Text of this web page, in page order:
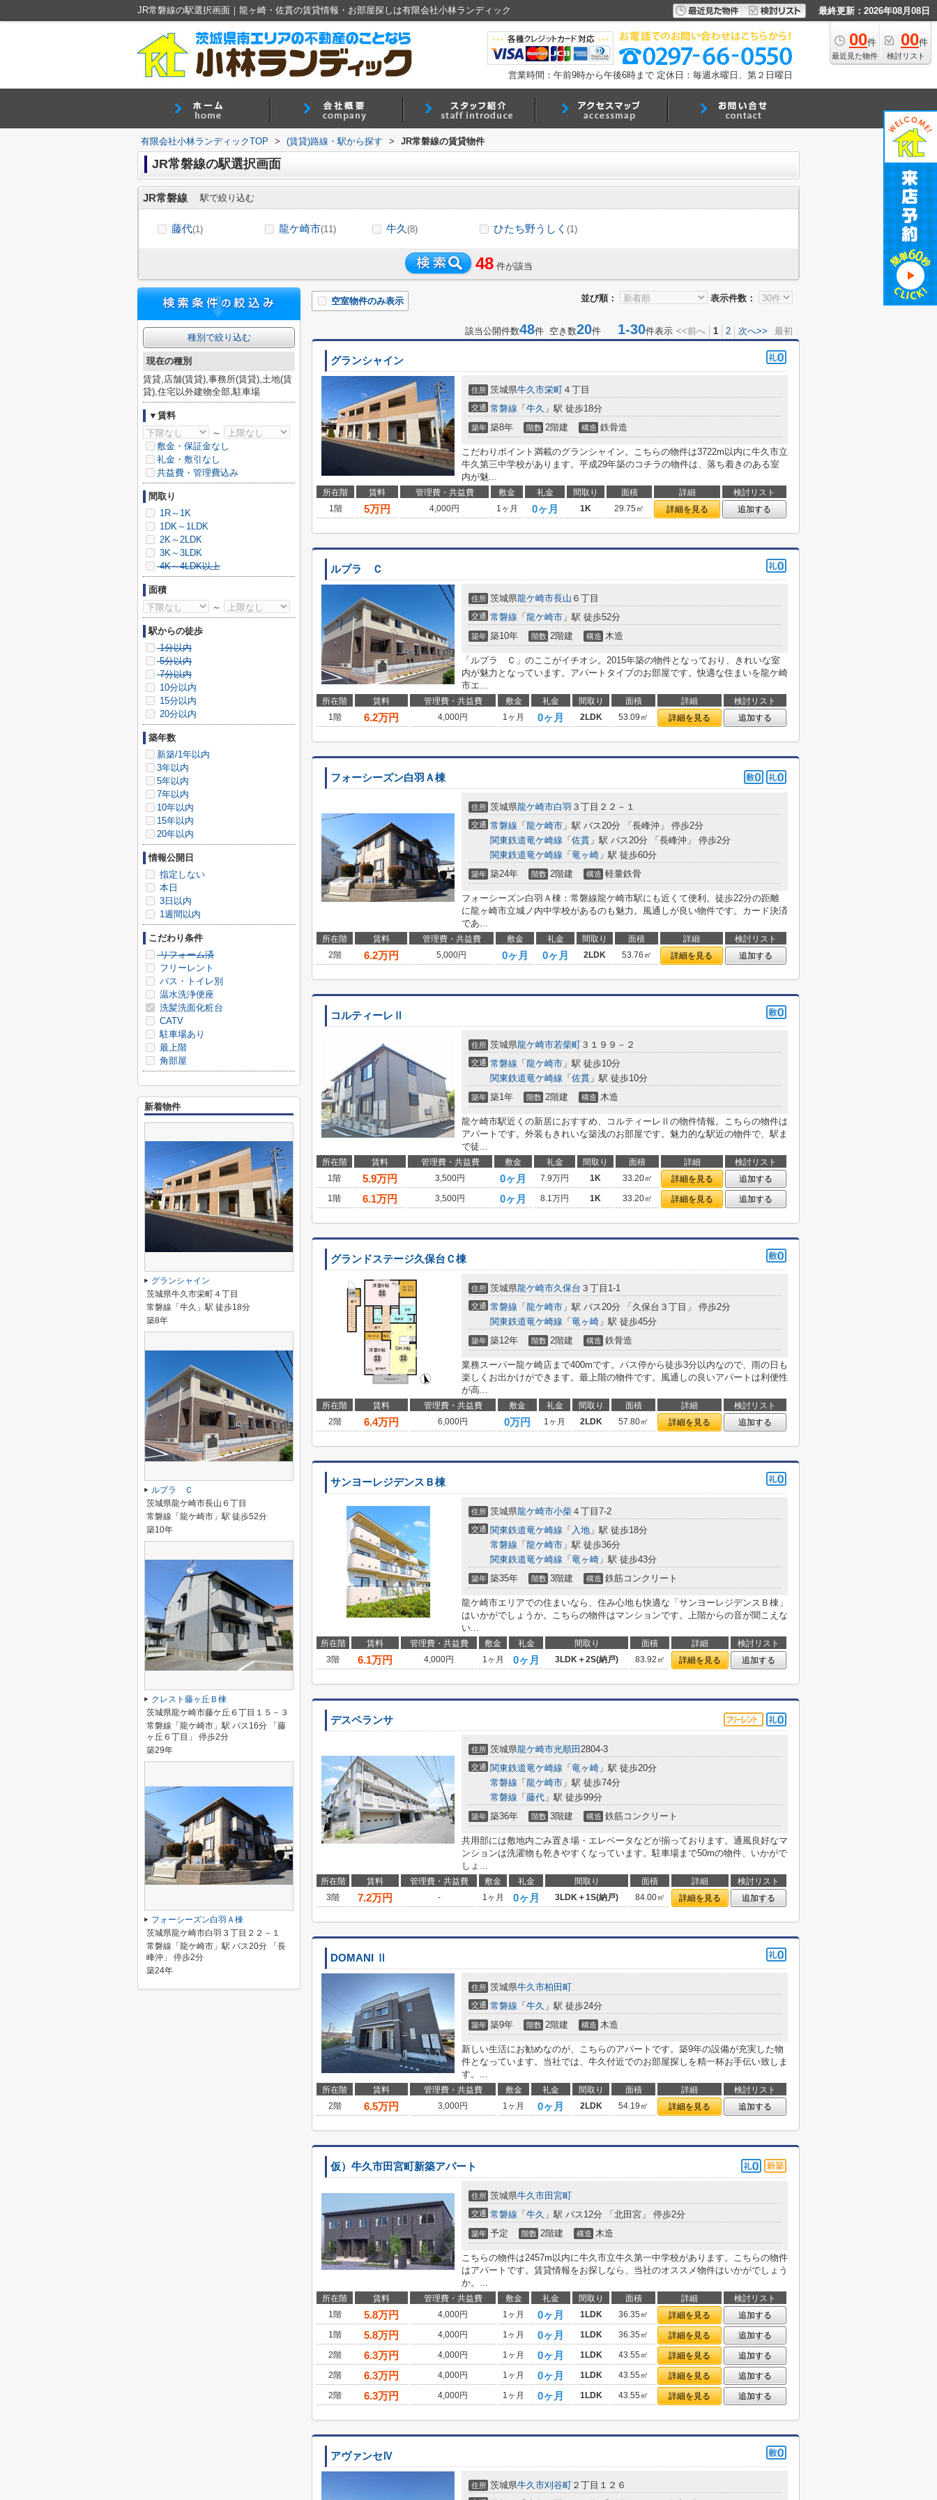
JR常磐線の駅選択画面｜龍ヶ崎・佐貫の賃貸情報・お部屋探しは有限会社小林ランディック 最終更新：2026年08月08日
00件
最近見た物件
00件
検討リスト
営業時間：午前9時から午後6時まで 定休日：毎週水曜日、第２日曜日
有限会社小林ランディックTOP > (賃貸)路線・駅から探す > JR常磐線の賃貸物件
JR常磐線の駅選択画面
JR常磐線 駅で絞り込む
藤代(1) 龍ケ崎市(11) 牛久 (8) ひたち野うしく (1)
48 件が該当
並び順： 表示件数：
空室物件のみ表示
該当公開件数48件 空き数20件 1-30件表示 <<前へ 1 2 次へ>> 最初
グランシャイン
住所 茨城県牛久市栄町 ４丁目
交通 常磐線 「 牛久 」駅 徒歩18分
築年 築8年 階数 2階建 構造 鉄骨造
こだわりポイント満載のグランシャイン。こちらの物件は3722m以内に牛久市立
牛久第三中学校があります。平成29年築のコチラの物件は、落ち着きのある室
内が魅...
所在階 賃料 管理費・共益費 敷金 礼金 間取り 面積 詳細
検討リスト
1階
5万円 4,000円 1ヶ月 0ヶ月 1K 29.75㎡ 詳細を見る 追加する
ルプラ Ｃ
住所 茨城県龍ケ崎市長山 ６丁目
交通 常磐線 「 龍ケ崎市 」駅 徒歩52分
築年 築10年 階数 2階建 構造 木造
「ルプラ Ｃ」のここがイチオシ。2015年築の物件となっており、きれいな室
内が魅力となっています。アパートタイプのお部屋です。快適な住まいを龍ケ崎
市エ...
所在階 賃料 管理費・共益費 敷金 礼金 間取り 面積 詳細
検討リスト
1階
6.2万円 4,000円 1ヶ月 0ヶ月 2LDK 53.09㎡ 詳細を見る 追加する
フォーシーズン白羽Ａ棟
住所 茨城県龍ケ崎市白羽 ３丁目２２－１
交通 常磐線 「 龍ケ崎市 」駅 バス20分 「長峰沖」 停歩2分
関東鉄道竜ケ崎線 「 佐貫 」駅 バス20分 「長峰沖」 停歩2分
関東鉄道竜ケ崎線 「 竜ヶ崎 」駅 徒歩60分
築年 築24年 階数 2階建 構造 軽量鉄骨
フォーシーズン白羽Ａ棟：常磐線龍ケ崎市駅にも近くて便利。徒歩22分の距離
に龍ヶ崎市立城ノ内中学校があるのも魅力。風通しが良い物件です。カード決済
であ...
所在階 賃料 管理費・共益費 敷金 礼金 間取り 面積 詳細
検討リスト
2階
6.2万円 5,000円 0ヶ月 0ヶ月 2LDK 53.76㎡ 詳細を見る 追加する
コルティーレⅡ
住所 茨城県龍ケ崎市若柴町 ３１９９－２
交通 常磐線 「 龍ケ崎市 」駅 徒歩10分
関東鉄道竜ケ崎線 「 佐貫 」駅 徒歩10分
築年 築1年 階数 2階建 構造 木造
龍ケ崎市駅近くの新居におすすめ、コルティーレⅡの物件情報。こちらの物件は
アパートです。外装もきれいな築浅のお部屋です。魅力的な駅近の物件で、駅ま
で徒...
所在階 賃料 管理費・共益費 敷金 礼金 間取り 面積 詳細
検討リスト
1階
5.9万円 3,500円 0ヶ月 7.9万円 1K 33.20㎡ 詳細を見る
追加する
1階
6.1万円 3,500円 0ヶ月 8.1万円 1K 33.20㎡ 詳細を見る 追加する
グランドステージ久保台Ｃ棟
住所 茨城県龍ケ崎市久保台 ３丁目1-1
交通 常磐線 「 龍ケ崎市 」駅 バス20分 「久保台３丁目」 停歩2分
関東鉄道竜ケ崎線 「 竜ヶ崎 」駅 徒歩45分
築年 築12年 階数 2階建 構造 鉄骨造
業務スーパー龍ケ崎店まで400mです。バス停から徒歩3分以内なので、雨の日も
楽しくお出かけができます。最上階の物件です。風通しの良いアパートは利便性
が高...
所在階 賃料 管理費・共益費 敷金 礼金 間取り 面積 詳細
検討リスト
2階
6.4万円 6,000円 0万円 1ヶ月 2LDK 57.80㎡ 詳細を見る 追加する
サンヨーレジデンスＢ棟
住所 茨城県龍ケ崎市小柴 ４丁目7-2
交通 関東鉄道竜ケ崎線 「 入地 」駅 徒歩18分
常磐線 「 龍ケ崎市 」駅 徒歩36分
関東鉄道竜ケ崎線 「 竜ヶ崎 」駅 徒歩43分
築年 築35年 階数 3階建 構造 鉄筋コンクリート
龍ケ崎市エリアでの住まいなら、住み心地も快適な「サンヨーレジデンスＢ棟」
はいかがでしょうか。こちらの物件はマンションです。上階からの音が聞こえな
い...
所在階 賃料 管理費・共益費 敷金 礼金 間取り 面積 詳細
検討リスト
3階
6.1万円 4,000円 1ヶ月 0ヶ月 3LDK＋2S(納戸) 83.92㎡ 詳細を見る 追加する
デスペランサ
住所 茨城県龍ケ崎市光順田 2804-3
交通 関東鉄道竜ケ崎線 「 竜ヶ崎 」駅 徒歩20分
常磐線 「 龍ケ崎市 」駅 徒歩74分
常磐線 「 藤代 」駅 徒歩99分
築年 築36年 階数 3階建 構造 鉄筋コンクリート
共用部には敷地内ごみ置き場・エレベータなどが揃っております。通風良好なマ
ンションは洗濯物も乾きやすくなっています。駐車場まで50mの物件、いかがで
しょ...
所在階 賃料 管理費・共益費 敷金 礼金 間取り 面積 詳細
検討リスト
3階
7.2万円 - 1ヶ月 0ヶ月 3LDK＋1S(納戸) 84.00㎡ 詳細を見る 追加する
DOMANI Ⅱ
住所 茨城県牛久市柏田町
交通 常磐線 「 牛久 」駅 徒歩24分
築年 築9年 階数 2階建 構造 木造
新しい生活にお勧めなのが、こちらのアパートです。築9年の設備が充実した物
件となっています。当社では、牛久付近でのお部屋探しを精一杯お手伝い致しま
す。...
所在階 賃料 管理費・共益費 敷金 礼金 間取り 面積 詳細
検討リスト
2階
6.5万円 3,000円 1ヶ月 0ヶ月 2LDK 54.19㎡ 詳細を見る 追加する
仮）牛久市田宮町新築アパート
住所 茨城県牛久市田宮町
交通 常磐線 「 牛久 」駅 バス12分 「北田宮」 停歩2分
築年 予定 階数 2階建 構造 木造
こちらの物件は2457m以内に牛久市立牛久第一中学校があります。こちらの物件
はアパートです。賃貸情報をお探しなら、当社のオススメ物件はいかがでしょう
か。...
所在階 賃料 管理費・共益費 敷金 礼金 間取り 面積 詳細
検討リスト
1階
5.8万円 4,000円 1ヶ月 0ヶ月 1LDK 36.35㎡ 詳細を見る
追加する
1階
5.8万円 4,000円 1ヶ月 0ヶ月 1LDK 36.35㎡ 詳細を見る
追加する
2階
6.3万円 4,000円 1ヶ月 0ヶ月 1LDK 43.55㎡ 詳細を見る
追加する
2階
6.3万円 4,000円 1ヶ月 0ヶ月 1LDK 43.55㎡ 詳細を見る
追加する
2階
6.3万円 4,000円 1ヶ月 0ヶ月 1LDK 43.55㎡ 詳細を見る 追加する
アヴァンセⅣ
住所 茨城県牛久市刈谷町 ２丁目１２６
種別で絞り込む
現在の種別
賃貸,店舗(賃貸),事務所(賃貸),土地(賃
貸),住宅以外建物全部,駐車場
▼賃料
～
敷金・保証金なし
礼金・敷引なし
共益費・管理費込み
間取り
1R～1K
1DK～1LDK
2K～2LDK
3K～3LDK
4K～4LDK以上
面積
～
駅からの徒歩
1分以内
5分以内
7分以内
10分以内
15分以内
20分以内
築年数
新築/1年以内
3年以内
5年以内
7年以内
10年以内
15年以内
20年以内
情報公開日
指定しない
本日
3日以内
1週間以内
こだわり条件
リフォーム済
フリーレント
バス・トイレ別
温水洗浄便座
洗髪洗面化粧台
CATV
駐車場あり
最上階
角部屋
新着物件
グランシャイン
茨城県牛久市栄町４丁目
常磐線「牛久」駅 徒歩18分
築8年
ルプラ Ｃ
茨城県龍ケ崎市長山６丁目
常磐線「龍ケ崎市」駅 徒歩52分
築10年
クレスト藤ヶ丘Ｂ棟
茨城県龍ケ崎市藤ケ丘６丁目１５－３
常磐線「龍ケ崎市」駅 バス16分 「藤
ヶ丘６丁目」 停歩2分
築29年
フォーシーズン白羽Ａ棟
茨城県龍ケ崎市白羽３丁目２２－１
常磐線「龍ケ崎市」駅 バス20分 「長
峰沖」 停歩2分
築24年